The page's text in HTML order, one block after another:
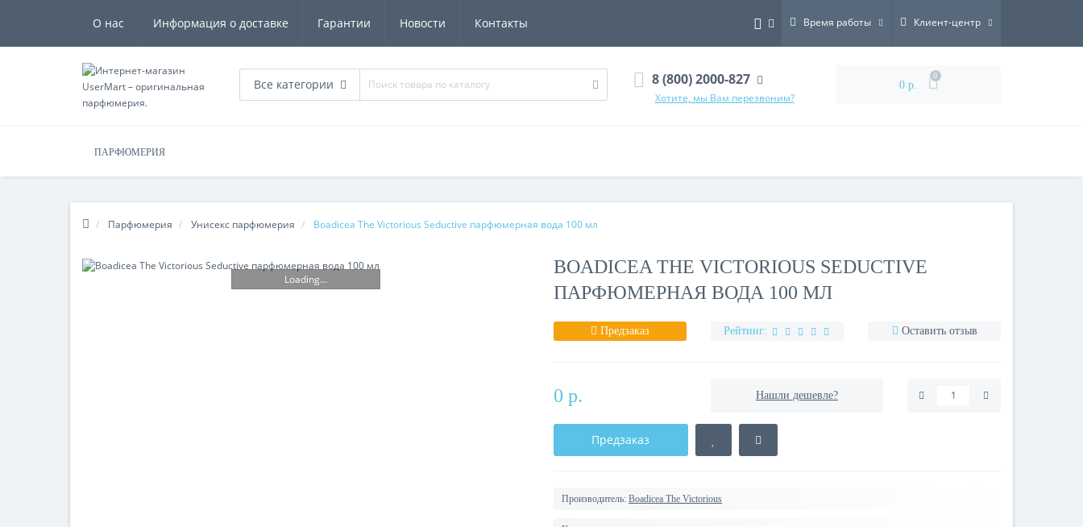
О нас Информация о доставке Гарантии Новости Контакты Время работы Клиент-центр
Все категории 8 (800) 2000-827
Хотите, мы Вам перезвоним?
0 р.
0
ПАРФЮМЕРИЯ
Парфюмерия Унисекс парфюмерия Boadicea The Victorious Seductive парфюмерная вода 100 мл
Loading...
BOADICEA THE VICTORIOUS SEDUCTIVE
ПАРФЮМЕРНАЯ ВОДА 100 МЛ
Предзаказ Рейтинг: Оставить отзыв
0 р. Нашли дешевле?
Предзаказ
Производитель: Boadicea The Victorious